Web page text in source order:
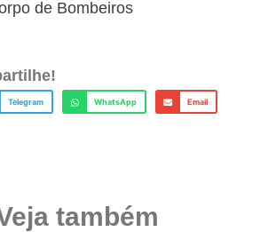
de Bombeiros
Telegram WhatsApp Email
também